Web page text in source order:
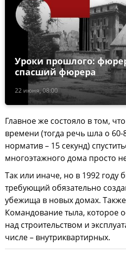
22 июня, 08:00
Уроки прошлого:
спасший фюрера
Главное же состояло в том,
времени (тогда речь шла о 60-
норматив – 15 секунд)
многоэтажного дома просто
Так или иначе, но в 1992 году
требующий обязательно
убежища в новых домах.
Командование тыла, которое
над строительством и
числе – внутриквартирных.